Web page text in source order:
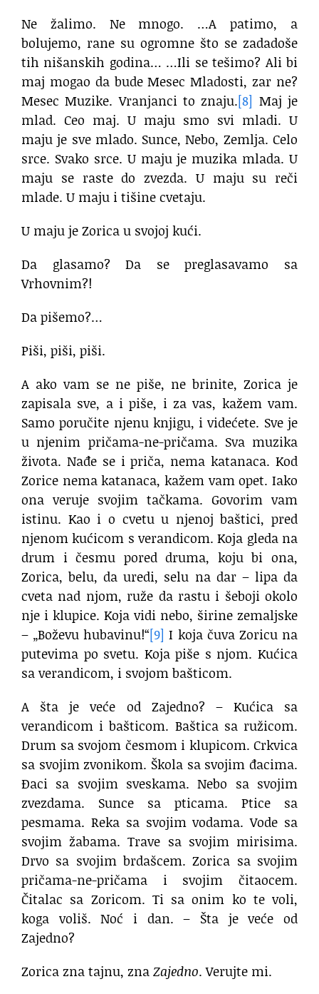
Ne žalimo. Ne mnogo. …A patimo, a
bolujemo, rane su ogromne što se zadadoše
tih nišanskih godina… …Ili se tešimo? Ali bi
maj mogao da bude Mesec Mladosti, zar ne?
Mesec Muzike. Vranjanci to znaju.[8] Maj je
mlad. Ceo maj. U maju smo svi mladi. U
maju je sve mlado. Sunce, Nebo, Zemlja. Celo
srce. Svako srce. U maju je muzika mlada. U
maju se raste do zvezda. U maju su reči
mlade. U maju i tišine cvetaju.
U maju je Zorica u svojoj kući.
Da glasamo? Da se preglasavamo sa
Vrhovnim?!
Da pišemo?…
Piši, piši, piši.
A ako vam se ne piše, ne brinite, Zorica je
zapisala sve, a i piše, i za vas, kažem vam.
Samo poručite njenu knjigu, i videćete. Sve je
u njenim pričama-ne-pričama. Sva muzika
života. Nađe se i priča, nema katanaca. Kod
Zorice nema katanaca, kažem vam opet. Iako
ona veruje svojim tačkama. Govorim vam
istinu. Kao i o cvetu u njenoj baštici, pred
njenom kućicom s verandicom. Koja gleda na
drum i česmu pored druma, koju bi ona,
Zorica, belu, da uredi, selu na dar – lipa da
cveta nad njom, ruže da rastu i šeboji okolo
nje i klupice. Koja vidi nebo, širine zemaljske
– „Boževu hubavinu!“[9] I koja čuva Zoricu na
putevima po svetu. Koja piše s njom. Kućica
sa verandicom, i svojom bašticom.
A šta je veće od Zajedno? – Kućica sa
verandicom i bašticom. Baštica sa ružicom.
Drum sa svojom česmom i klupicom. Crkvica
sa svojim zvonikom. Škola sa svojim đacima.
Đaci sa svojim sveskama. Nebo sa svojim
zvezdama. Sunce sa pticama. Ptice sa
pesmama. Reka sa svojim vodama. Vode sa
svojim žabama. Trave sa svojim mirisima.
Drvo sa svojim brdašcem. Zorica sa svojim
pričama-ne-pričama i svojim čitaocem.
Čitalac sa Zoricom. Ti sa onim ko te voli,
koga voliš. Noć i dan. – Šta je veće od
Zajedno?
Zorica zna tajnu, znaZajedno. Verujte mi.